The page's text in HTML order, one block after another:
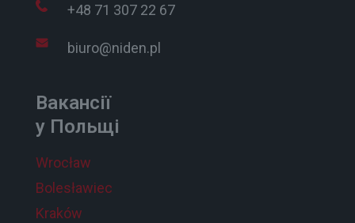
+48 71 307 22 67
biuro@niden.pl
Вакансії
у Польщі
Wrocław
Bolesławiec
Kraków